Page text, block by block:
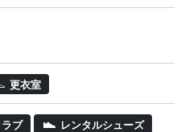
更衣室
ブ レンタルシューズ